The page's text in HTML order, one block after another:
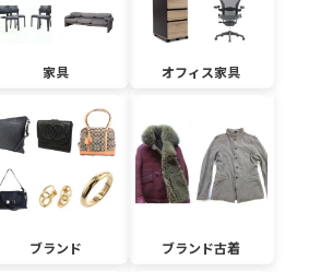
家具 オフィス家具
ブランド ブランド古着